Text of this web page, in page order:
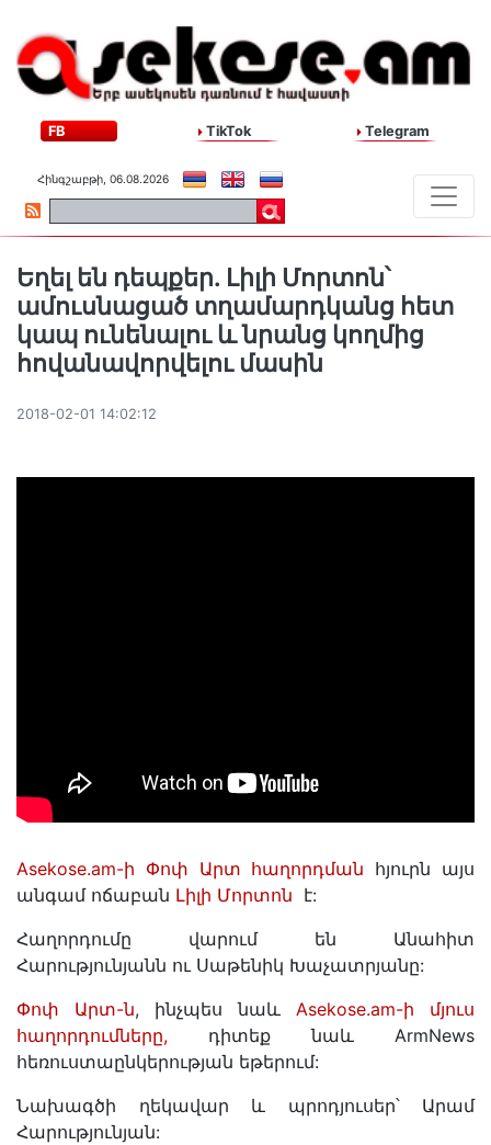
FB TikTok Telegram
Հինգշաբթի, 06.08.2026
Եղել են դեպքեր. Լիլի Մորտոն՝
ամուսնացած տղամարդկանց հետ
կապ ունենալու և նրանց կողմից
հովանավորվելու մասին
2018-02-01 14:02:12
Asekose.am-ի Փոփ Արտ հաղորդման հյուրն այս
անգամ ոճաբան Լիլի Մորտոն է:
Հաղորդումը վարում են Անահիտ
Հարությունյանն ու Սաթենիկ Խաչատրյանը:
Փոփ Արտ-ն, ինչպես նաև Asekose.am-ի մյուս
հաղորդումները, դիտեք նաև ArmNews
հեռուստաընկերության եթերում:
Նախագծի ղեկավար և պրոդյուսեր՝ Արամ
Հարությունյան: